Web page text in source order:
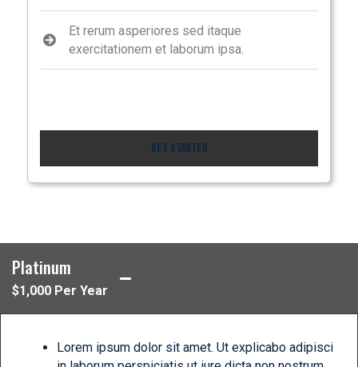
Et rerum asperiores sed itaque
exercitationem et laborum ipsa.
Get Started
Platinum
$1,000 Per Year
Lorem ipsum dolor sit amet. Ut explicabo adipisci